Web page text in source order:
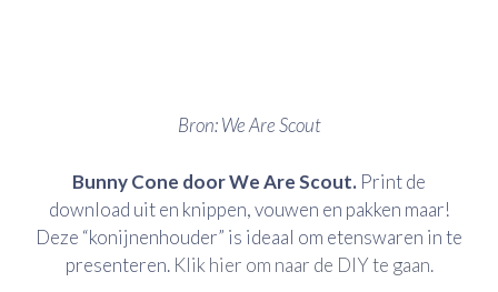
Bron: We Are Scout
Bunny Cone door We Are Scout. Print de
download uit en knippen, vouwen en pakken maar!
Deze “konijnenhouder” is ideaal om etenswaren in te
presenteren. Klik hier om naar de DIY te gaan.